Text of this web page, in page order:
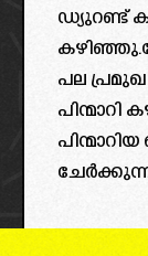
ഡ്യുറണ്ട്
പല പ്രമുഖ
പിന്മാറി